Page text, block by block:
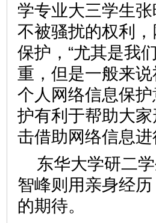
学专业大三学生
不被骚扰的权利
保护，“尤其是我
重，但是一般来
个人网络信息保
护有利于帮助大
击借助网络信息进
东华大学研二
智峰则用亲身经
的期待。